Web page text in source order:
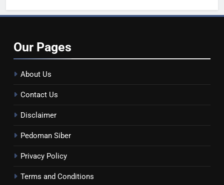
Our Pages
About Us
Contact Us
Disclaimer
Pedoman Siber
Privacy Policy
Terms and Conditions